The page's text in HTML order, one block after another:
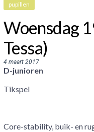
pupillen
Woensdag
Tessa)
4 maart 2017
D-junioren
Tikspel
Core-stability, buik- en